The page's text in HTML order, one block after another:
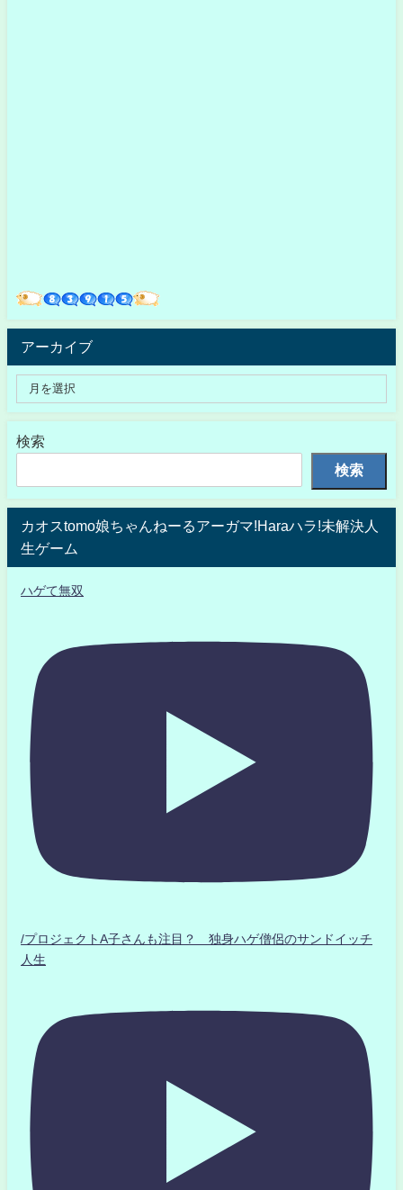
アーカイブ
検索
検索
カオスtomo娘ちゃんねーるアーガマ!Haraハラ!未解決人
生ゲーム
ハゲて無双
/プロジェクトA子さんも注目？ 独身ハゲ僧侶のサンドイッチ
人生